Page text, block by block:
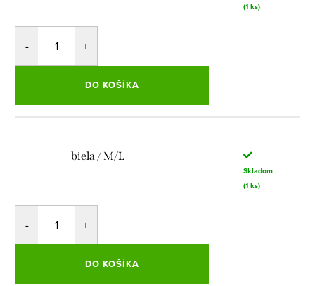
(1 ks)
DO KOŠÍKA
biela / M/L
Skladom
(1 ks)
DO KOŠÍKA